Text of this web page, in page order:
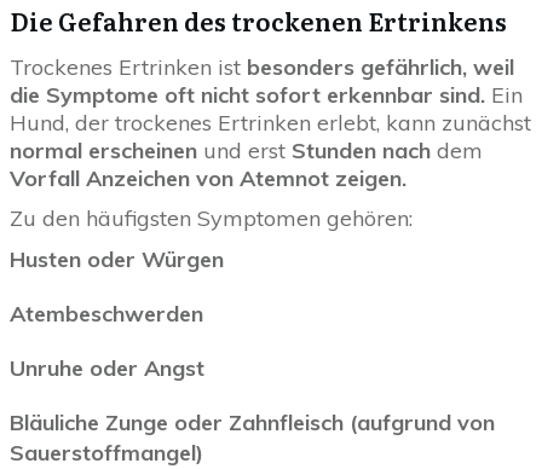
Die Gefahren des trockenen Ertrinkens
Trockenes Ertrinken ist besonders gefährlich, weil
die Symptome oft nicht sofort erkennbar sind. Ein
Hund, der trockenes Ertrinken erlebt, kann zunächst
normal erscheinen und erst Stunden nach dem
Vorfall Anzeichen von Atemnot zeigen.
Zu den häufigsten Symptomen gehören:
Husten oder Würgen
Atembeschwerden
Unruhe oder Angst
Bläuliche Zunge oder Zahnfleisch (aufgrund von
Sauerstoffmangel)